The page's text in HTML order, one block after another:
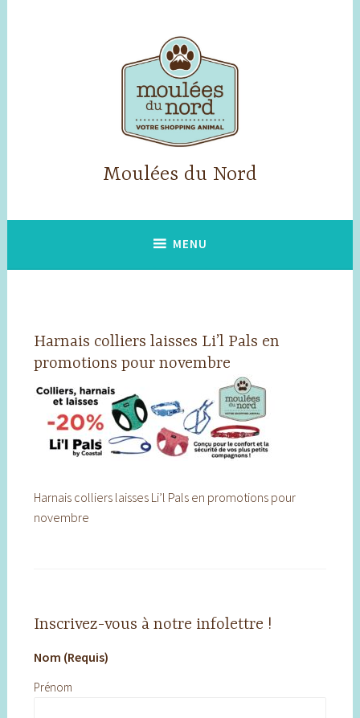
Moulées du Nord
MENU
Harnais colliers laisses Li’l Pals en
promotions pour novembre
Harnais colliers laisses Li’l Pals en promotions pour
novembre
Inscrivez-vous à notre infolettre !
Nom (Requis)
Prénom